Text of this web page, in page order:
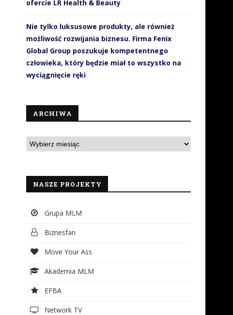
ofercie LR Health & Beauty
Nie tylko luksusowe produkty, ale również
możliwość rozwijania biznesu. Firma Fenix
Global Group poszukuje kompetentnego
człowieka, który będzie miał to wszystko na
wyciągnięcie ręki
ARCHIWA
NASZE PROJEKTY
Grupa MLM
Biznesfan
Move Your Ass
Akademia MLM
EFBA
Network TV